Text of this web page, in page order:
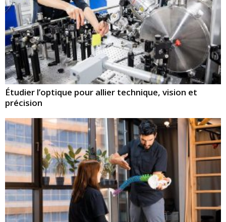
Étudier l’optique pour allier technique, vision et
précision